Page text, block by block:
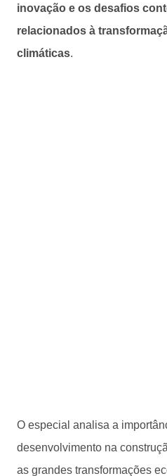
inovação e os desafios
relacionados à
climáticas.
O especial analisa a
desenvolvimento na
as grandes transformações